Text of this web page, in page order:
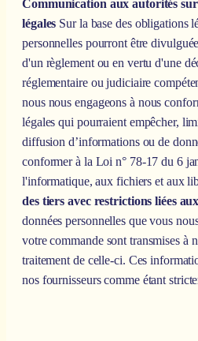
Communication aux autorités
légales Sur la base des obligations
personnelles pourront être
d'un règlement ou en vertu d'une
réglementaire ou judiciaire
nous nous engageons à nous
légales qui pourraient empêcher,
diffusion d’informations ou de
conformer à la Loi n° 78-17 du 6
l'informatique, aux fichiers et aux
des tiers avec restrictions liées
données personnelles que vous
votre commande sont transmises à
traitement de celle-ci. Ces
nos fournisseurs comme étant